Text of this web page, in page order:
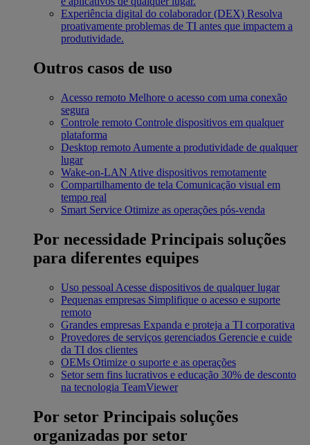
Experiência digital do colaborador (DEX) Resolva
proativamente problemas de TI antes que impactem a
produtividade.
Outros casos de uso
Acesso remoto Melhore o acesso com uma conexão
segura
Controle remoto Controle dispositivos em qualquer
plataforma
Desktop remoto Aumente a produtividade de qualquer
lugar
Wake-on-LAN Ative dispositivos remotamente
Compartilhamento de tela Comunicação visual em
tempo real
Smart Service Otimize as operações pós-venda
Por necessidade Principais soluções
para diferentes equipes
Uso pessoal Acesse dispositivos de qualquer lugar
Pequenas empresas Simplifique o acesso e suporte
remoto
Grandes empresas Expanda e proteja a TI corporativa
Provedores de serviços gerenciados Gerencie e cuide
da TI dos clientes
OEMs Otimize o suporte e as operações
Setor sem fins lucrativos e educação 30% de desconto
na tecnologia TeamViewer
Por setor Principais soluções
organizadas por setor